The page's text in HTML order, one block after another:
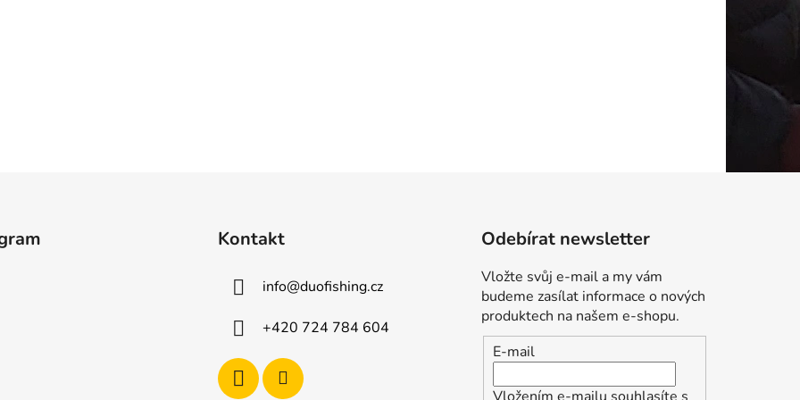
Kontakt
info@duofishing.cz
+420 724 784 604
Odebírat newsletter
Vložte svůj e-mail a my vám
budeme zasílat informace o nových
produktech na našem e-shopu.
E-mail